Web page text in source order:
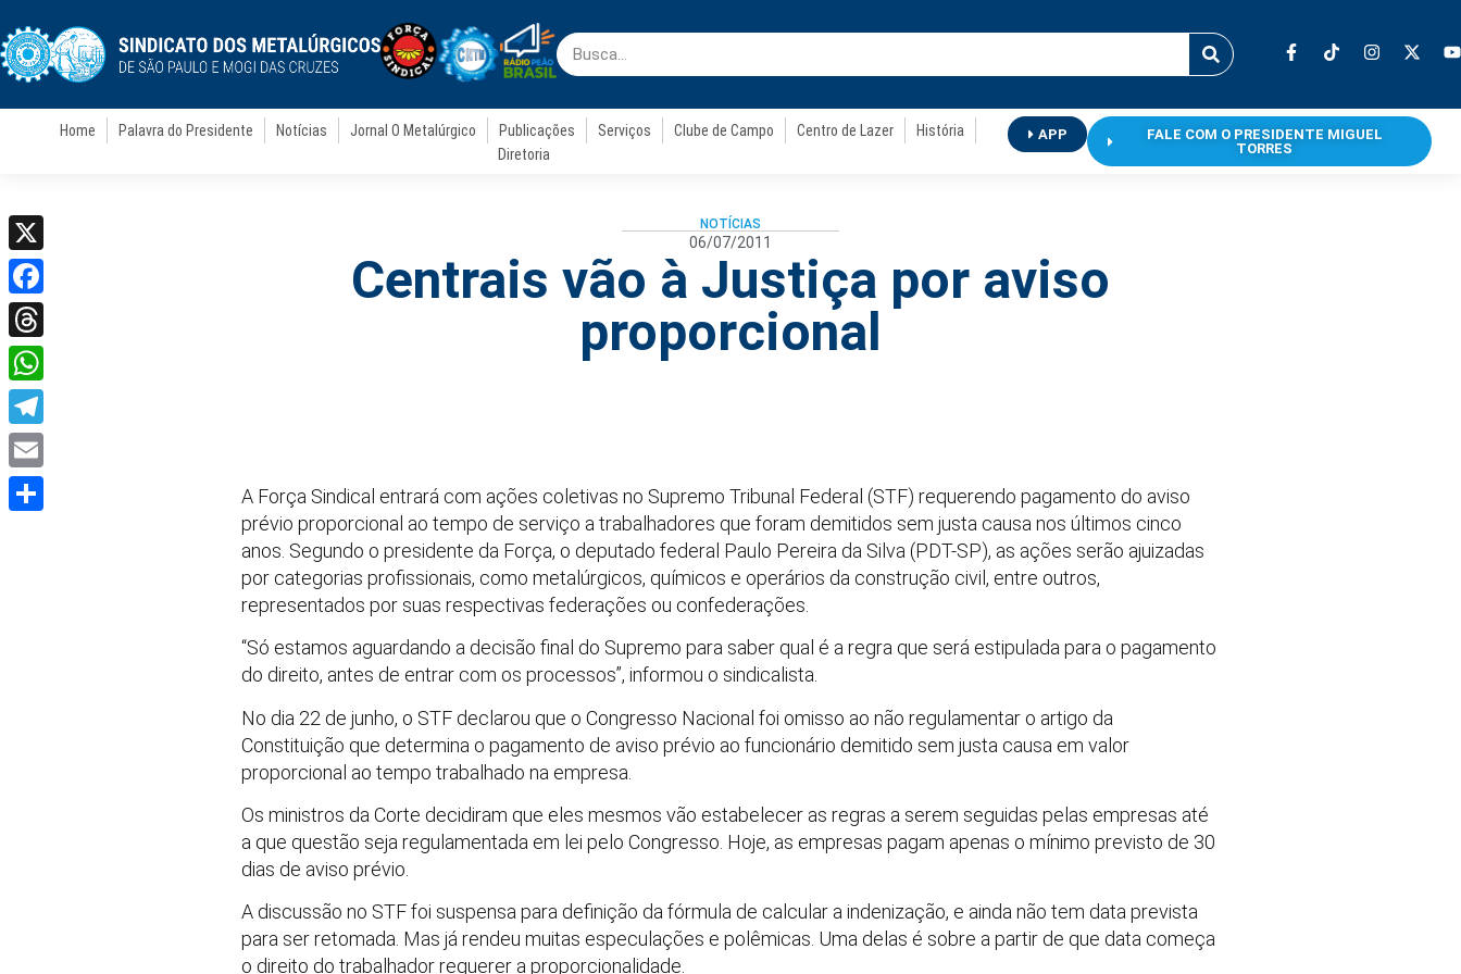
Home Palavra do Presidente Notícias Jornal O Metalúrgico Publicações Serviços Clube de Campo Centro de Lazer
História
Diretoria
APP
FALE COM O PRESIDENTE MIGUEL
TORRES
NOTÍCIAS
06/07/2011
Centrais vão à Justiça por aviso
proporcional
A Força Sindical entrará com ações coletivas no Supremo Tribunal Federal (STF) requerendo pagamento do aviso
prévio proporcional ao tempo de serviço a trabalhadores que foram demitidos sem justa causa nos últimos cinco
anos. Segundo o presidente da Força, o deputado federal Paulo Pereira da Silva (PDT-SP), as ações serão ajuizadas
por categorias profissionais, como metalúrgicos, químicos e operários da construção civil, entre outros,
representados por suas respectivas federações ou confederações.
“Só estamos aguardando a decisão final do Supremo para saber qual é a regra que será estipulada para o pagamento
do direito, antes de entrar com os processos”, informou o sindicalista.
No dia 22 de junho, o STF declarou que o Congresso Nacional foi omisso ao não regulamentar o artigo da
Constituição que determina o pagamento de aviso prévio ao funcionário demitido sem justa causa em valor
proporcional ao tempo trabalhado na empresa.
Os ministros da Corte decidiram que eles mesmos vão estabelecer as regras a serem seguidas pelas empresas até
a que questão seja regulamentada em lei pelo Congresso. Hoje, as empresas pagam apenas o mínimo previsto de 30
dias de aviso prévio.
A discussão no STF foi suspensa para definição da fórmula de calcular a indenização, e ainda não tem data prevista
para ser retomada. Mas já rendeu muitas especulações e polêmicas. Uma delas é sobre a partir de que data começa
o direito do trabalhador requerer a proporcionalidade.
X
Facebook
Threads
WhatsApp
Telegram
Email